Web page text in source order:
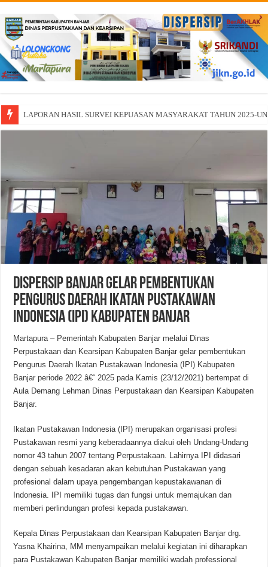
LAPORAN HASIL SURVEI KEPUASAN MASYARAKAT TAHUN 2025-
Dispersip Banjar Gelar Pembentukan
Pengurus Daerah Ikatan Pustakawan
Indonesia (IPI) Kabupaten Banjar
Martapura – Pemerintah Kabupaten Banjar melalui Dinas
Perpustakaan dan Kearsipan Kabupaten Banjar gelar pembentukan
Pengurus Daerah Ikatan Pustakawan Indonesia (IPI) Kabupaten
Banjar periode 2022 â€“ 2025 pada Kamis (23/12/2021) bertempat di
Aula Demang Lehman Dinas Perpustakaan dan Kearsipan Kabupaten
Banjar.
Ikatan Pustakawan Indonesia (IPI) merupakan organisasi profesi
Pustakawan resmi yang keberadaannya diakui oleh Undang-Undang
nomor 43 tahun 2007 tentang Perpustakaan. Lahirnya IPI didasari
dengan sebuah kesadaran akan kebutuhan Pustakawan yang
profesional dalam upaya pengembangan kepustakawanan di
Indonesia. IPI memiliki tugas dan fungsi untuk memajukan dan
memberi perlindungan profesi kepada pustakawan.
Kepala Dinas Perpustakaan dan Kearsipan Kabupaten Banjar drg.
Yasna Khairina, MM menyampaikan melalui kegiatan ini diharapkan
para Pustakawan Kabupaten Banjar memiliki wadah professional